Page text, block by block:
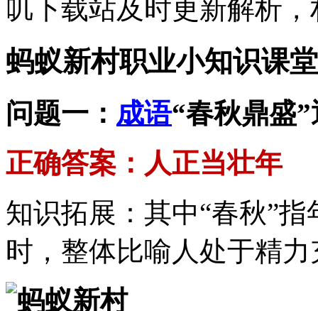
叽下载站及时更新解析
蚂蚁新村职业小知识课
问题一： 成语“春秋鼎盛
正确答案：人正当壮年
知识拓展：其中“春秋”
时，整体比喻人处于精